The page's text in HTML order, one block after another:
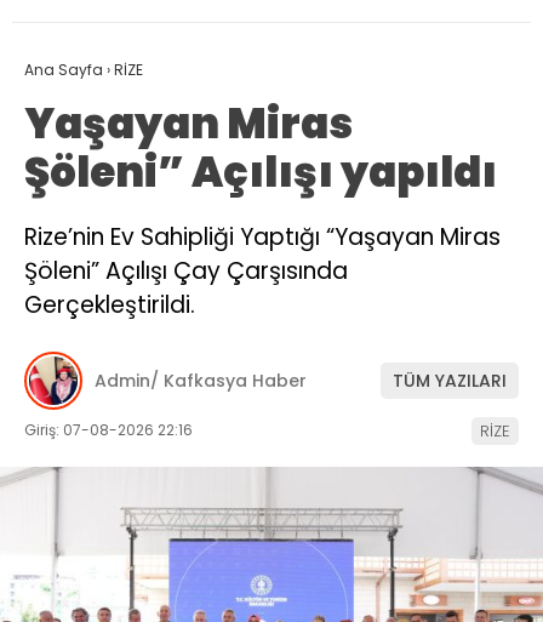
Ana Sayfa ›RİZE
Yaşayan Miras
Şöleni” Açılışı yapıldı
Rize’nin Ev Sahipliği Yaptığı “Yaşayan Miras
Şöleni” Açılışı Çay Çarşısında
Gerçekleştirildi.
Admin/ Kafkasya Haber TÜM YAZILARI
Giriş: 07-08-2026 22:16 RİZE